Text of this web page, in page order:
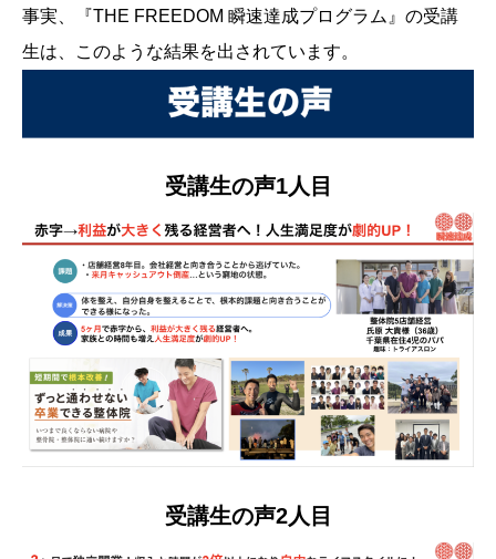
事実、『THE FREEDOM 瞬速達成プログラム』の受講
生は、このような結果を出されています。
受講生の声1人目
受講生の声2人目